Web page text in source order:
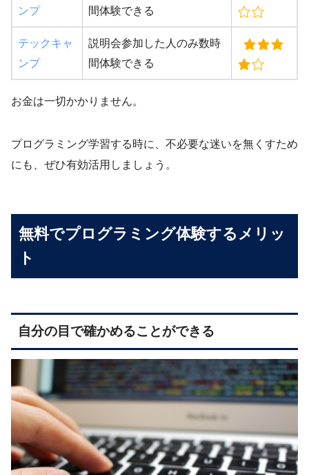
ンプ
間体験できる
テックキャ
ンプ
説明会参加した人のみ数時
間体験できる
お金は一切かかりません。
プログラミング学習する時に、不必要な迷いを無くすため
にも、ぜひ有効活用しましょう。
無料でプログラミング体験するメリッ
ト
自分の目で確かめることができる